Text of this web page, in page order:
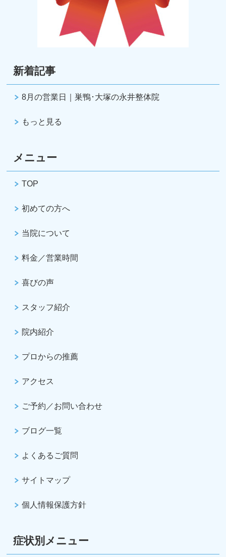
新着記事
8月の営業日｜巣鴨･大塚の永井整体院
もっと見る
メニュー
TOP
初めての方へ
当院について
料金／営業時間
喜びの声
スタッフ紹介
院内紹介
プロからの推薦
アクセス
ご予約／お問い合わせ
ブログ一覧
よくあるご質問
サイトマップ
個人情報保護方針
症状別メニュー